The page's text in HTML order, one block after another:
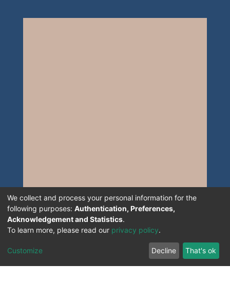
We collect and process your personal information for the
following purposes: Authentication, Preferences,
Acknowledgement and Statistics.
To learn more, please read our privacy policy.
Customize Decline That's ok